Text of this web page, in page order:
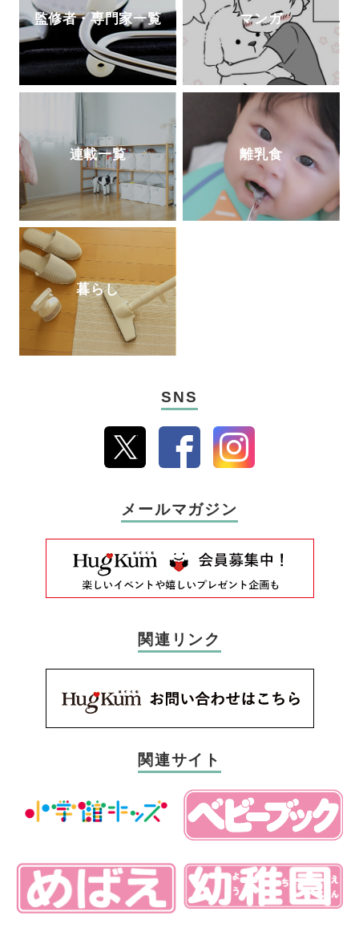
監修者・専門家一覧 マンガ
連載一覧 離乳食
暮らし
SNS
メールマガジン
関連リンク
関連サイト